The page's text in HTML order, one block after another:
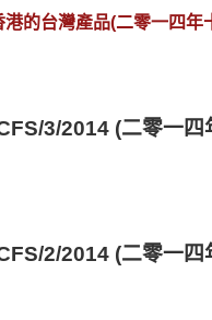
的台灣產品(二零一四年
3/2014 (二零一
2/2014 (二零一